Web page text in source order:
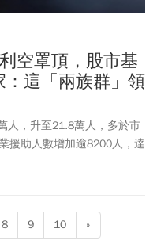
空罩頂，股市基
這「兩族群」領
人，升至21.8萬人，多於市
援助人數增加逾8200人，達
減少2.5萬人，跌至131.7萬
於股市而言，均偏向負
8 9 10 »